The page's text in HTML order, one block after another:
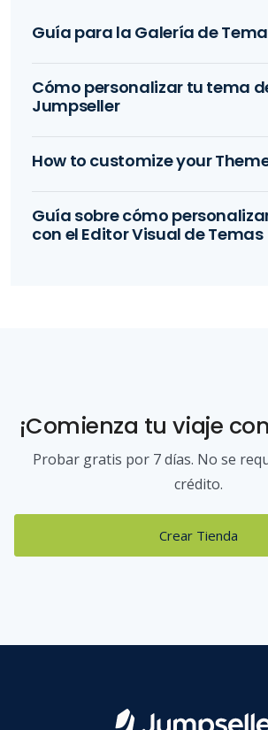
Guía para la Galería de
Cómo personalizar tu tema
Jumpseller
How to customize your
Guía sobre cómo
con el Editor Visual de Temas
¡Comienza tu viaje
Probar gratis por 7 días. No se
crédito.
Crear Tienda